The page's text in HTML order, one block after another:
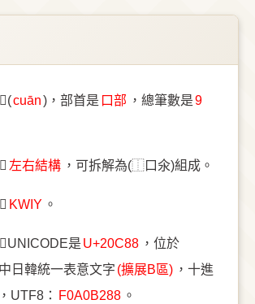
(cuān)，部首是 ⼝部 ，總筆數是9
左右結構 ，可拆解為(⿰口氽)組成。
KWIY 。
碼UNICODE是 U+20C88 ，位於
日韓統一表意文字 (擴展B區) ，十進
，UTF8： F0A0B288 。